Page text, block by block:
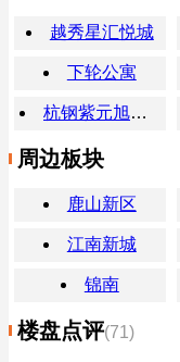
越秀星汇悦城
下轮公寓
杭钢紫元旭润和府
周边板块
鹿山新区
江南新城
锦南
楼盘点评(71)